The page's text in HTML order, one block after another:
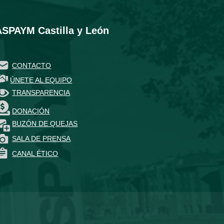
Castilla y León
CONTACTO
ÚNETE AL EQUIPO
TRANSPARENCIA
DONACIÓN
BUZÓN DE QUEJAS
SALA DE PRENSA
CANAL ÉTICO